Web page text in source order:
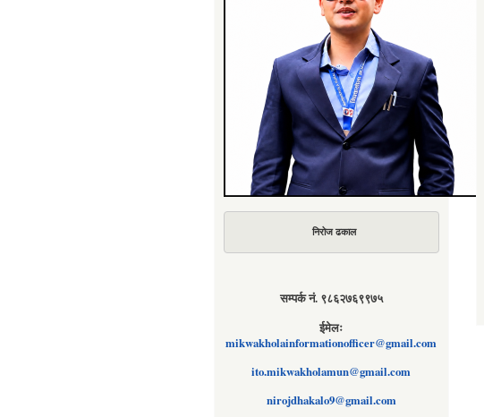
निरोज ढकाल
सम्पर्क नं. ९८६२७६९९७५
ईमेलः
mikwakholainformationofficer@gmail.com
ito.mikwakholamun@gmail.com
nirojdhakalo9@gmail.com